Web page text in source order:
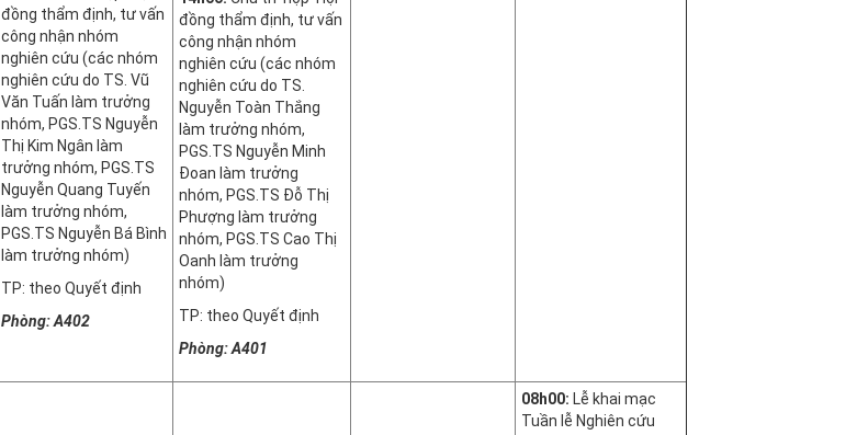
đồng thẩm định, tư vấn
công nhận nhóm
nghiên cứu (các nhóm
nghiên cứu do TS. Vũ
Văn Tuấn làm trưởng
nhóm, PGS.TS Nguyễn
Thị Kim Ngân làm
trưởng nhóm, PGS.TS
Nguyễn Quang Tuyến
làm trưởng nhóm,
PGS.TS Nguyễn Bá Bình
làm trưởng nhóm)
TP: theo Quyết định
Phòng: A402
đồng thẩm định, tư vấn
công nhận nhóm
nghiên cứu (các nhóm
nghiên cứu do TS.
Nguyễn Toàn Thắng
làm trưởng nhóm,
PGS.TS Nguyễn Minh
Đoan làm trưởng
nhóm, PGS.TS Đỗ Thị
Phượng làm trưởng
nhóm, PGS.TS Cao Thị
Oanh làm trưởng
nhóm)
TP: theo Quyết định
Phòng: A401
08h00: Lễ khai mạc
Tuần lễ Nghiên cứu